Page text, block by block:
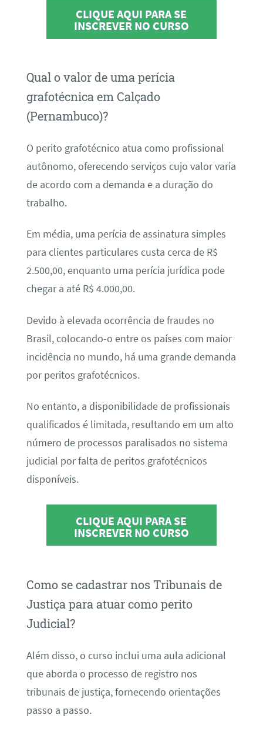
CLIQUE AQUI PARA SE
INSCREVER NO CURSO
Qual o valor de uma perícia
grafotécnica em Calçado
(Pernambuco)?
O perito grafotécnico atua como profissional
autônomo, oferecendo serviços cujo valor varia
de acordo com a demanda e a duração do
trabalho.
Em média, uma perícia de assinatura simples
para clientes particulares custa cerca de R$
2.500,00, enquanto uma perícia jurídica pode
chegar a até R$ 4.000,00.
Devido à elevada ocorrência de fraudes no
Brasil, colocando-o entre os países com maior
incidência no mundo, há uma grande demanda
por peritos grafotécnicos.
No entanto, a disponibilidade de profissionais
qualificados é limitada, resultando em um alto
número de processos paralisados no sistema
judicial por falta de peritos grafotécnicos
disponíveis.
CLIQUE AQUI PARA SE
INSCREVER NO CURSO
Como se cadastrar nos Tribunais de
Justiça para atuar como perito
Judicial?
Além disso, o curso inclui uma aula adicional
que aborda o processo de registro nos
tribunais de justiça, fornecendo orientações
passo a passo.